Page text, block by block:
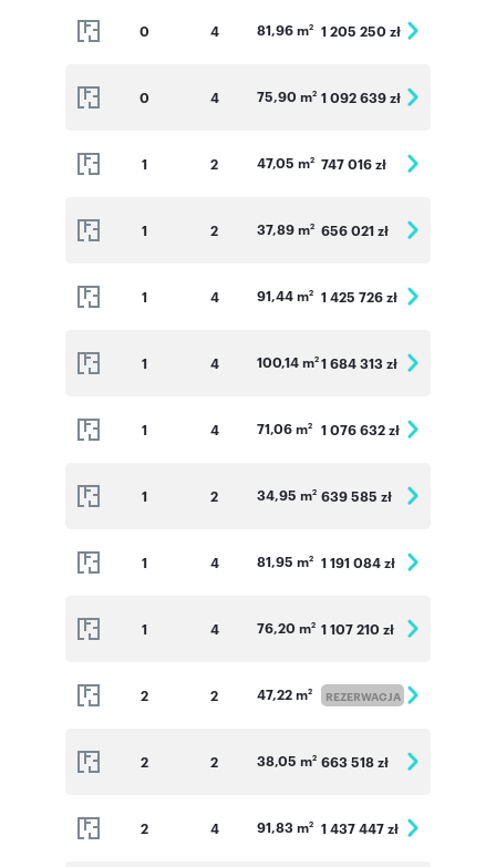
0 4 81,96 m2 1 205 250 zł
0 4 75,90 m2 1 092 639 zł
1 2 47,05 m2 747 016 zł
1 2 37,89 m2 656 021 zł
1 4 91,44 m2 1 425 726 zł
1 4 100,14 m2 1 684 313 zł
1 4 71,06 m2 1 076 632 zł
1 2 34,95 m2 639 585 zł
1 4 81,95 m2 1 191 084 zł
1 4 76,20 m2 1 107 210 zł
2 2 47,22 m2 REZERWACJA
2 2 38,05 m2 663 518 zł
2 4 91,83 m2 1 437 447 zł